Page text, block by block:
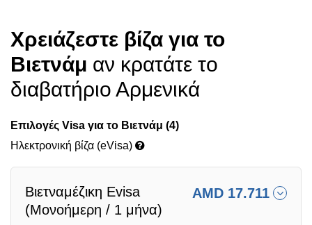
Χρειάζεστε βίζα για το
Βιετνάμ αν κρατάτε το
διαβατήριο Αρμενικά
Επιλογές Visa για το Βιετνάμ (4)
Ηλεκτρονική βίζα (eVisa)
Βιετναμέζικη Evisa
(Μονοήμερη / 1 μήνα)
AMD 17.711